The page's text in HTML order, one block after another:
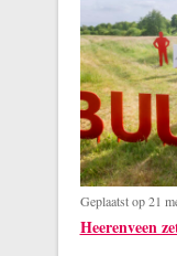
Geplaatst op 21
Heerenveen